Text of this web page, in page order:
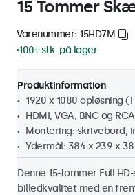
15 Tommer
Varenummer: 15HD7M
100+ stk. på lager
Produktinformation
1920 x 1080 opløsning
HDMI, VGA, BNC og RCA
Montering: skrivebord,
Ydermål: 384 x 239 x
Denne 15-tommer Full
billedkvalitet med en